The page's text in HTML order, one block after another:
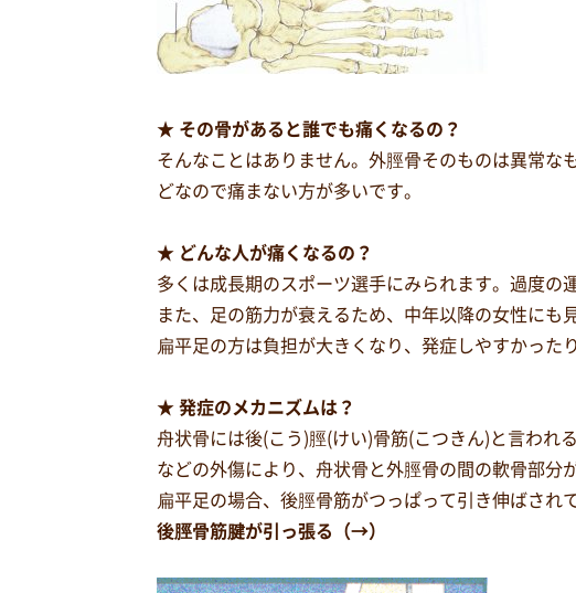
★ その骨があると誰でも痛くなるの？
そんなことはありません。外脛骨そのものは異常な
どなので痛まない方が多いです。
★ どんな人が痛くなるの？
多くは成長期のスポーツ選手にみられます。過度の
また、足の筋力が衰えるため、中年以降の女性にも
扁平足の方は負担が大きくなり、発症しやすかった
★ 発症のメカニズムは？
舟状骨には後(こう)脛(けい)骨筋(こつきん)と言われ
などの外傷により、舟状骨と外脛骨の間の軟骨部分
扁平足の場合、後脛骨筋がつっぱって引き伸ばされ
後脛骨筋腱が引っ張る（→）